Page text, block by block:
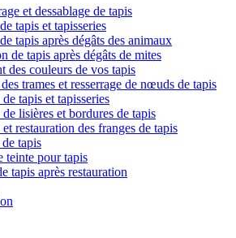
et dessablage de tapis
tapis et tapisseries
tapis après dégâts des animaux
de tapis après dégâts de mites
des couleurs de vos tapis
trames et resserrage de nœuds de tapis
tapis et tapisseries
lisières et bordures de tapis
restauration des franges de tapis
tapis
teinte pour tapis
tapis après restauration